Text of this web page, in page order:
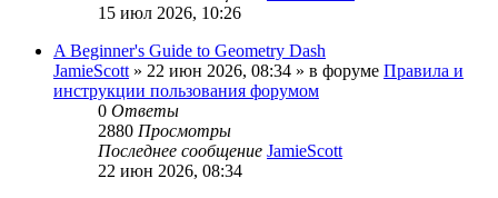
15 июл 2026, 10:26
A Beginner's Guide to Geometry Dash
JamieScott » 22 июн 2026, 08:34 » в форуме Правила и
инструкции пользования форумом
0 Ответы
2880 Просмотры
Последнее сообщение JamieScott
22 июн 2026, 08:34